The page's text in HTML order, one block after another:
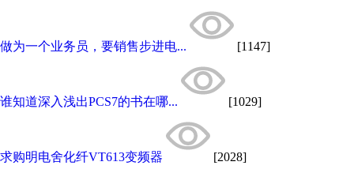
做为一个业务员，要销售步进电... [1147]
谁知道深入浅出PCS7的书在哪... [1029]
求购明电舍化纤VT613变频器 [2028]